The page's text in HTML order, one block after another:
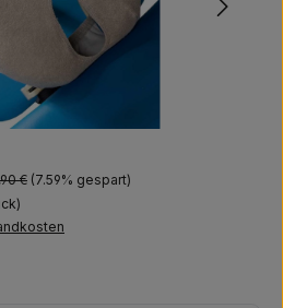
Preis:
€ (7.59% gespart)